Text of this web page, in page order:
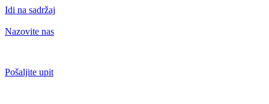
Idi na sadržaj
Nazovite nas
Pošaljite upit